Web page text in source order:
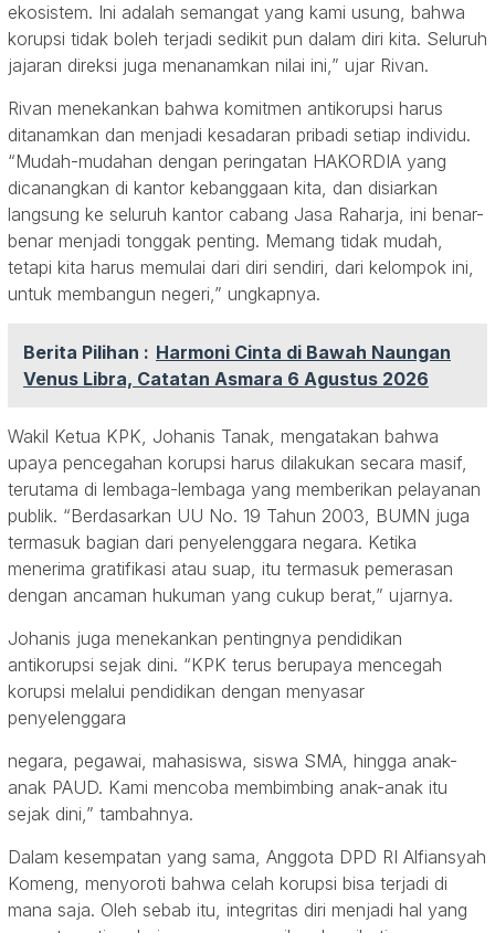
ekosistem. Ini adalah semangat yang kami usung, bahwa
korupsi tidak boleh terjadi sedikit pun dalam diri kita. Seluruh
jajaran direksi juga menanamkan nilai ini,” ujar Rivan.
Rivan menekankan bahwa komitmen antikorupsi harus
ditanamkan dan menjadi kesadaran pribadi setiap individu.
“Mudah-mudahan dengan peringatan HAKORDIA yang
dicanangkan di kantor kebanggaan kita, dan disiarkan
langsung ke seluruh kantor cabang Jasa Raharja, ini benar-
benar menjadi tonggak penting. Memang tidak mudah,
tetapi kita harus memulai dari diri sendiri, dari kelompok ini,
untuk membangun negeri,” ungkapnya.
Berita Pilihan : Harmoni Cinta di Bawah Naungan
Venus Libra, Catatan Asmara 6 Agustus 2026
Wakil Ketua KPK, Johanis Tanak, mengatakan bahwa
upaya pencegahan korupsi harus dilakukan secara masif,
terutama di lembaga-lembaga yang memberikan pelayanan
publik. “Berdasarkan UU No. 19 Tahun 2003, BUMN juga
termasuk bagian dari penyelenggara negara. Ketika
menerima gratifikasi atau suap, itu termasuk pemerasan
dengan ancaman hukuman yang cukup berat,” ujarnya.
Johanis juga menekankan pentingnya pendidikan
antikorupsi sejak dini. “KPK terus berupaya mencegah
korupsi melalui pendidikan dengan menyasar
penyelenggara
negara, pegawai, mahasiswa, siswa SMA, hingga anak-
anak PAUD. Kami mencoba membimbing anak-anak itu
sejak dini,” tambahnya.
Dalam kesempatan yang sama, Anggota DPD RI Alfiansyah
Komeng, menyoroti bahwa celah korupsi bisa terjadi di
mana saja. Oleh sebab itu, integritas diri menjadi hal yang